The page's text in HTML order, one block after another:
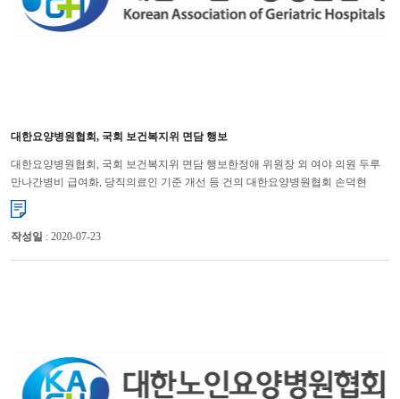
대한요양병원협회, 국회 보건복지위 면담 행보
대한요양병원협회, 국회 보건복지위 면담 행보한정애 위원장 외 여야 의원 두루
만나간병비 급여화, 당직의료인 기준 개선 등 건의 대한요양병원협회 손덕현
회장이 제21대 국회 보건복지위원회 소속 의원들을 잇따...
작성일 : 2020-07-23